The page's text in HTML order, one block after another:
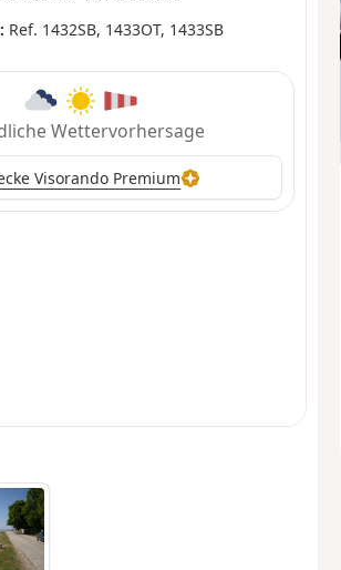
Ref. 1432SB, 1433OT, 1433SB
Wettervorhersage
Visorando Premium